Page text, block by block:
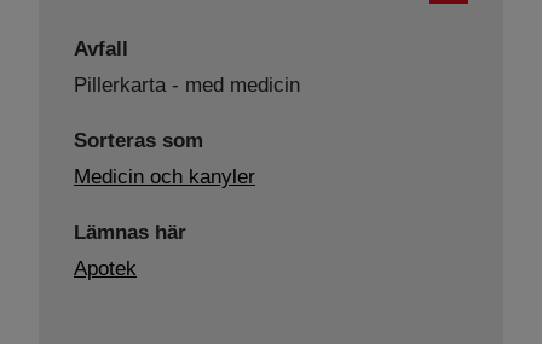
Avfall
Pillerkarta - med medicin
Sorteras som
Medicin och kanyler
Lämnas här
Apotek